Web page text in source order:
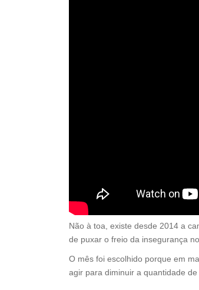
Não à toa, existe desde 2014 a
de puxar o freio da insegurança
O mês foi escolhido porque em
agir para diminuir a quantidade